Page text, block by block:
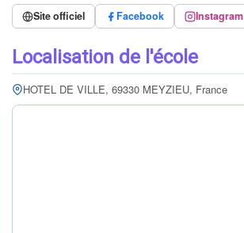
Site officiel Facebook Instagram
Localisation de l'école
HOTEL DE VILLE, 69330 MEYZIEU, France